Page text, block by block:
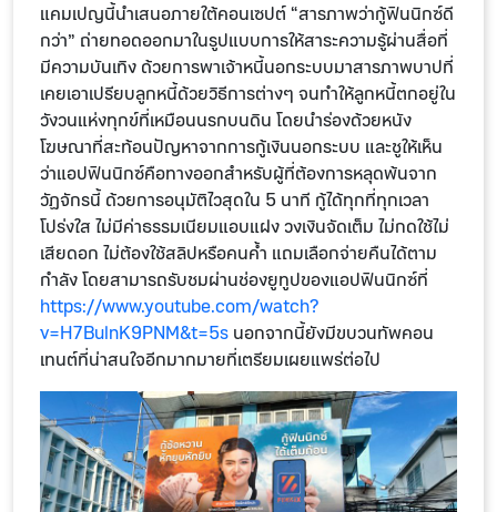
แคมเปญนี้นำเสนอภายใต้คอนเซปต์ “สารภาพว่ากู้ฟินนิกซ์ดี
กว่า” ถ่ายทอดออกมาในรูปแบบการให้สาระความรู้ผ่านสื่อที่
มีความบันเทิง ด้วยการพาเจ้าหนี้นอกระบบมาสารภาพบาปที่
เคยเอาเปรียบลูกหนี้ด้วยวิธีการต่างๆ จนทำให้ลูกหนี้ตกอยู่ใน
วังวนแห่งทุกข์ที่เหมือนนรกบนดิน โดยนำร่องด้วยหนัง
โฆษณาที่สะท้อนปัญหาจากการกู้เงินนอกระบบ และชูให้เห็น
ว่าแอปฟินนิกซ์คือทางออกสำหรับผู้ที่ต้องการหลุดพ้นจาก
วัฏจักรนี้ ด้วยการอนุมัติไวสุดใน 5 นาที กู้ได้ทุกที่ทุกเวลา
โปร่งใส ไม่มีค่าธรรมเนียมแอบแฝง วงเงินจัดเต็ม ไม่กดใช้ไม่
เสียดอก ไม่ต้องใช้สลิปหรือคนค้ำ แถมเลือกจ่ายคืนได้ตาม
กำลัง โดยสามารถรับชมผ่านช่องยูทูปของแอปฟินนิกซ์ที่
https://www.youtube.com/watch?
v=H7BulnK9PNM&t=5s นอกจากนี้ยังมีขบวนทัพคอน
เทนต์ที่น่าสนใจอีกมากมายที่เตรียมเผยแพร่ต่อไป